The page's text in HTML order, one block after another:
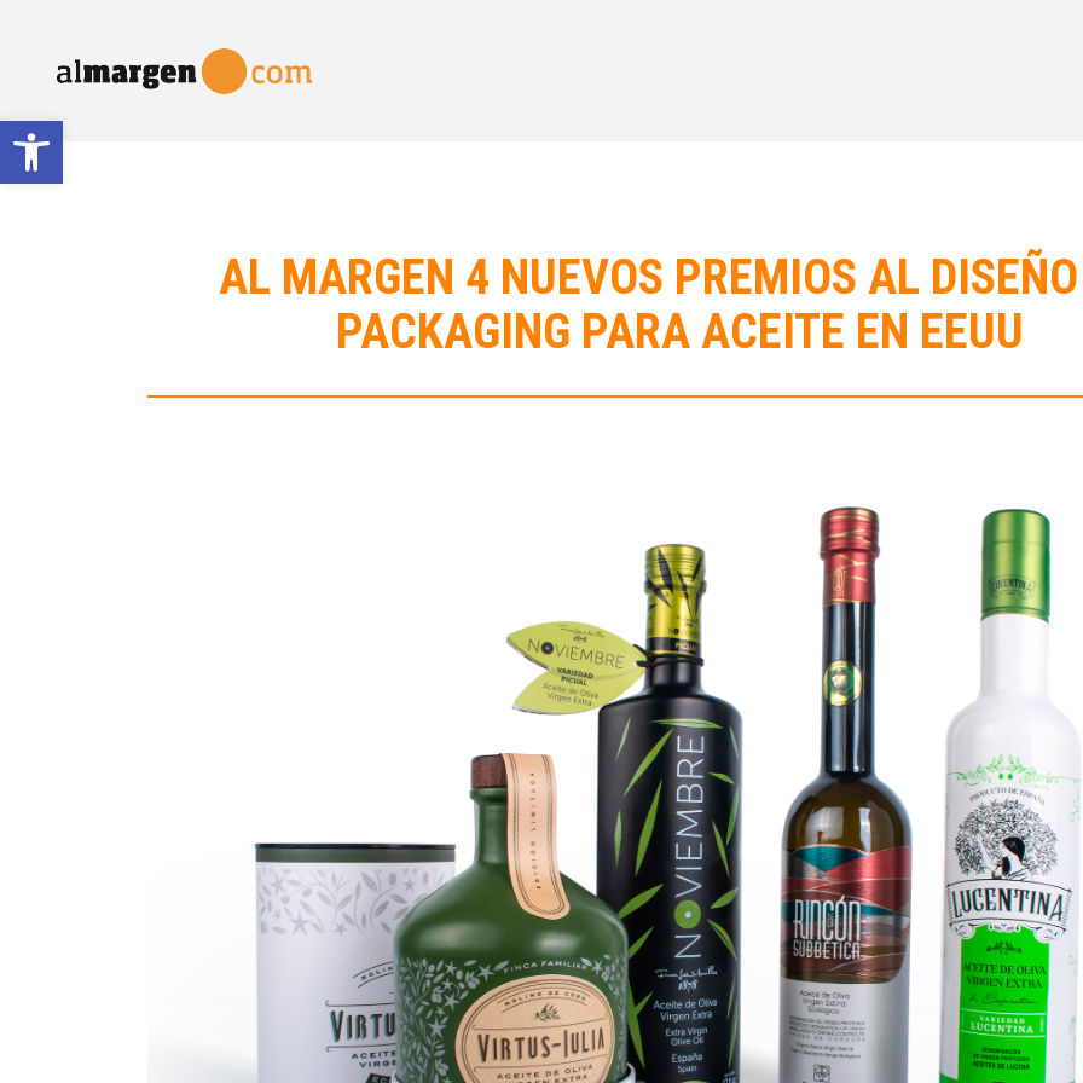
Abrir barra de herramientas
AL MARGEN 4 NUEVOS PREMIOS AL
PACKAGING PARA ACEITE EN EEUU